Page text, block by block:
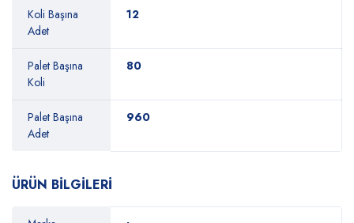
Koli Başına
Adet
12
Palet Başına
Koli
80
Palet Başına
Adet
960
ÜRÜN BİLGİLERİ